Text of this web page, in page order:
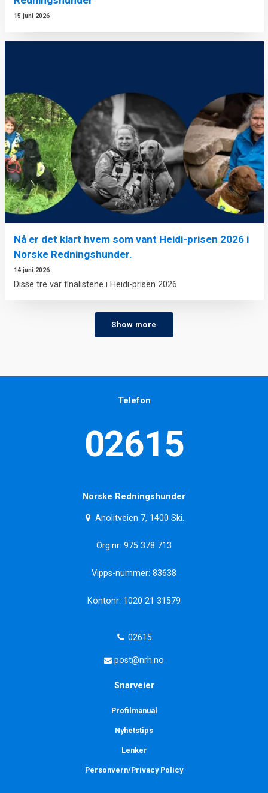
15 juni 2026
Nå er det klart hvem som vant Heidi-prisen 2026 i
Norske Redningshunder.
14 juni 2026
Disse tre var finalistene i Heidi-prisen 2026
Show more
Telefon
02615
Norske Redningshunder
Anolitveien 7, 1400 Ski.
Org.nr: 975 378 713
Vipps-nummer: 83638
Kontonr: 1020 21 31579
02615
post@nrh.no
Snarveier
Profilmanual
Nyhetstips
Lenker
Personvern/Privacy Policy